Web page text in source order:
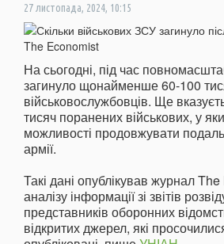
27 листопада, 2024, 10:15
На сьогодні, під час
загинуло щонайменше 60-100
військовослужбовців. Ще
тисяч поранених військових, у
можливості продовжувати
армії.
Такі дані опублікував журнал
аналізу інформації зі звітів
представників оборонних
відкритих джерел, які